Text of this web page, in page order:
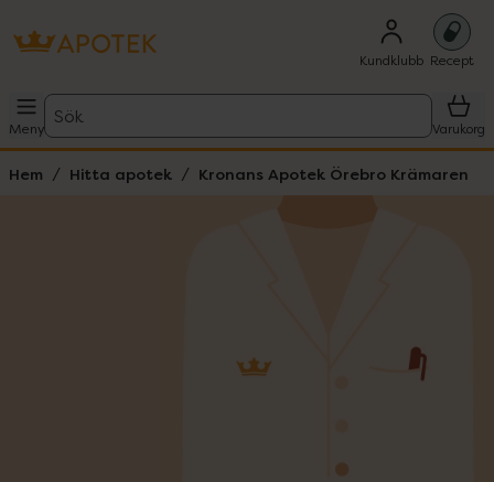
Kundklubb Recept
Meny
Sök
Varukorg
Hem Hitta apotek Kronans Apotek Örebro Krämaren